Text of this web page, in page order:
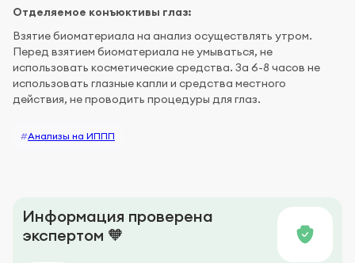
Отделяемое конъюктивы глаз:
Взятие биоматериала на анализ осуществлять утром.
Перед взятием биоматериала не умываться, не
использовать косметические средства. За 6-8 часов не
использовать глазные капли и средства местного
действия, не проводить процедуры для глаз.
#Анализы на ИППП
Информация проверена
экспертом 🧡